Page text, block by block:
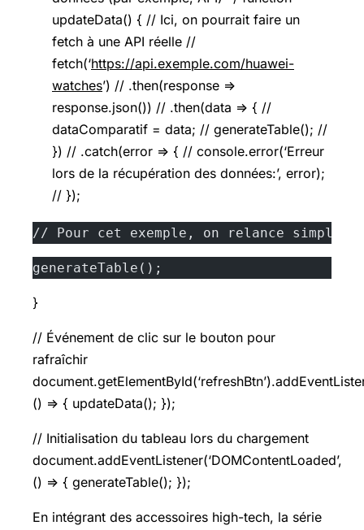
updateData() { // Ici, on pourrait faire un
fetch à une API réelle //
fetch(‘https://api.exemple.com/huawei-
watches’) // .then(response =>
response.json()) // .then(data => { //
dataComparatif = data; // generateTable(); //
}) // .catch(error => { // console.error(‘Erreur
lors de la récupération des données:’, error);
// });
// Pour cet exemple, on relance
generateTable();
}
// Événement de clic sur le bouton pour
rafraîchir
() => { updateData(); });
// Initialisation du tableau lors du chargement
document.addEventListener(‘DOMContentLoaded’,
() => { generateTable(); });
En intégrant des accessoires high-tech, la série